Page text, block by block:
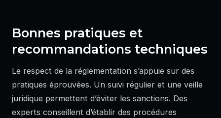
Bonnes pratiques et
recommandations techniques
Le respect de la réglementation s’appuie sur des
pratiques éprouvées. Un suivi régulier et une veille
juridique permettent d’éviter les sanctions. Des
experts conseillent d’établir des procédures